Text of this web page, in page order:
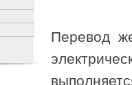
Перевод